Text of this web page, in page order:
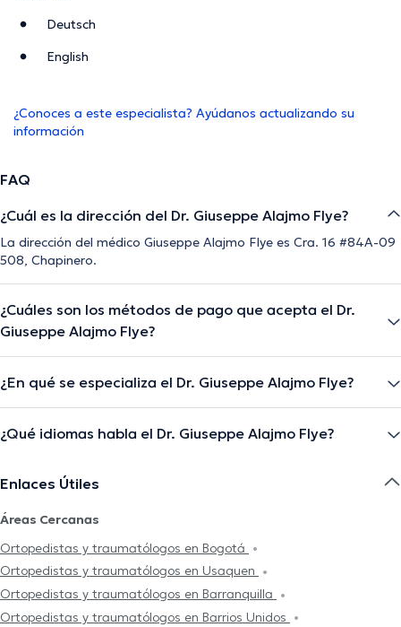
Deutsch
English
¿Conoces a este especialista? Ayúdanos actualizando su
información
FAQ
¿Cuál es la dirección del Dr. Giuseppe Alajmo Flye?
La dirección del médico Giuseppe Alajmo Flye es Cra. 16 #84A-09
508, Chapinero.
¿Cuáles son los métodos de pago que acepta el Dr.
Giuseppe Alajmo Flye?
¿En qué se especializa el Dr. Giuseppe Alajmo Flye?
¿Qué idiomas habla el Dr. Giuseppe Alajmo Flye?
Enlaces Útiles
Áreas Cercanas
Ortopedistas y traumatólogos en Bogotá
Ortopedistas y traumatólogos en Usaquen
Ortopedistas y traumatólogos en Barranquilla
Ortopedistas y traumatólogos en Barrios Unidos